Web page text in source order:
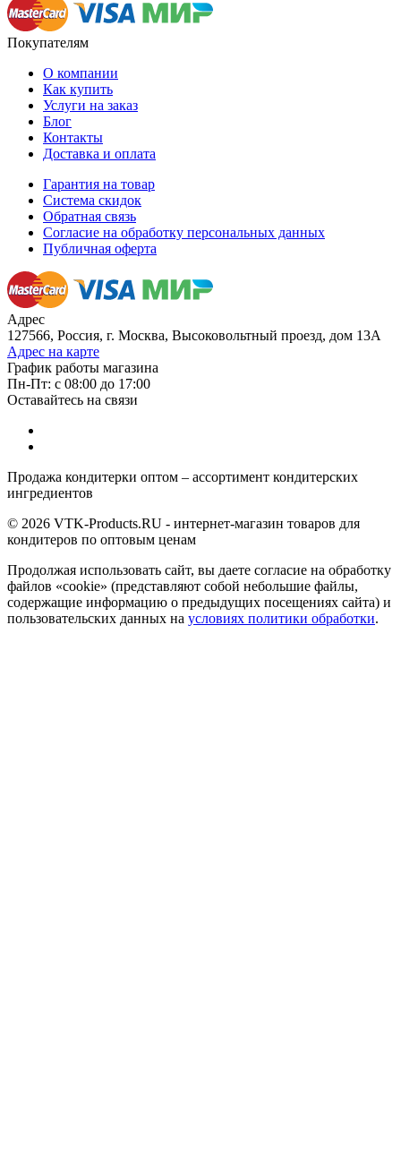
Покупателям
О компании
Как купить
Услуги на заказ
Блог
Контакты
Доставка и оплата
Гарантия на товар
Система скидок
Обратная связь
Согласие на обработку персональных данных
Публичная оферта
Адрес
127566, Россия, г. Москва, Высоковольтный проезд, дом 13А
Адрес на карте
График работы магазина
Пн-Пт: с 08:00 до 17:00
Оставайтесь на связи
Продажа кондитерки оптом – ассортимент кондитерских
ингредиентов
© 2026 VTK-Products.RU - интернет-магазин товаров для
кондитеров по оптовым ценам
Продолжая использовать сайт, вы даете согласие на обработку
файлов «cookie» (представляют собой небольшие файлы,
содержащие информацию о предыдущих посещениях сайта) и
пользовательских данных на условиях политики обработки.